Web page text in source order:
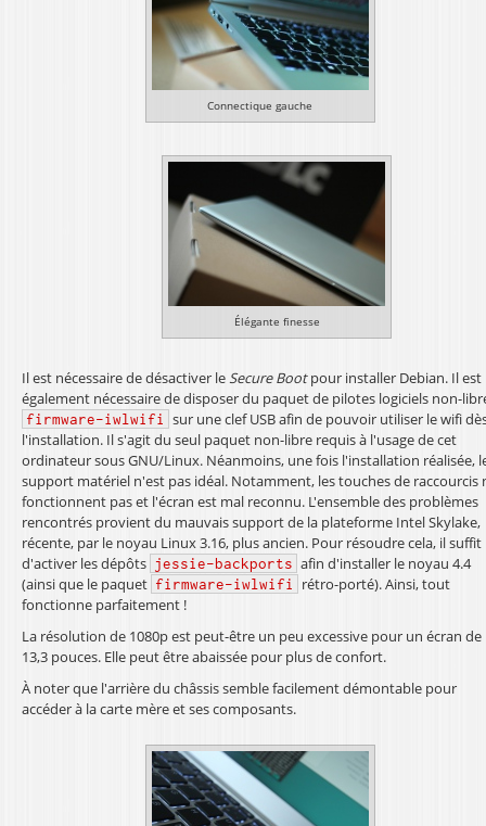
Connectique gauche
Élégante finesse
Il est nécessaire de désactiver le Secure Bootpour installer Debian. Il est
également nécessaire de disposer du paquet de pilotes logiciels non-
firmware-iwlwifi
sur une clef USB afin de pouvoir utiliser le wifi
l'installation. Il s'agit du seul paquet non-libre requis à l'usage de cet
ordinateur sous GNU/Linux. Néanmoins, une fois l'installation réalisée,
support matériel n'est pas idéal. Notamment, les touches de raccourcis
fonctionnent pas et l'écran est mal reconnu. L'ensemble des problèmes
rencontrés provient du mauvais support de la plateforme Intel Skylake,
récente, par le noyau Linux 3.16, plus ancien. Pour résoudre cela, il suffit
d'activer les dépôts jessie-backports afin d'installer le noyau 4.4
(ainsi que le paquet firmware-iwlwifi
rétro-porté). Ainsi, tout
fonctionne parfaitement !
La résolution de 1080p est peut-être un peu excessive pour un écran de
13,3 pouces. Elle peut être abaissée pour plus de confort.
À noter que l'arrière du châssis semble facilement démontable pour
accéder à la carte mère et ses composants.